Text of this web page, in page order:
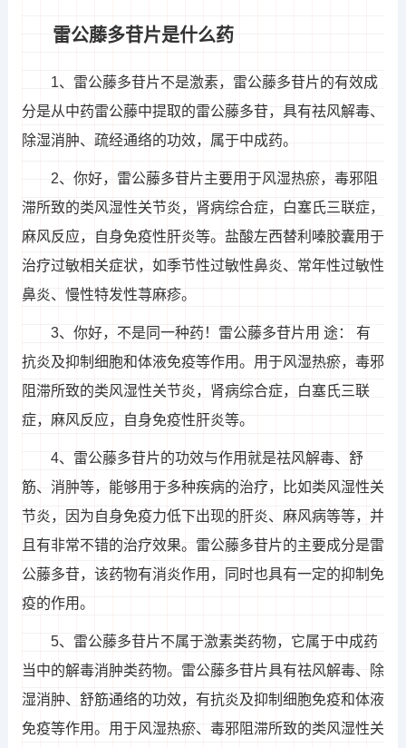
雷公藤多苷片是什么药
1、雷公藤多苷片不是激素，雷公藤多苷片的有效成
分是从中药雷公藤中提取的雷公藤多苷，具有祛风解毒、
除湿消肿、疏经通络的功效，属于中成药。
2、你好，雷公藤多苷片主要用于风湿热瘀，毒邪阻
滞所致的类风湿性关节炎，肾病综合症，白塞氏三联症，
麻风反应，自身免疫性肝炎等。盐酸左西替利嗪胶囊用于
治疗过敏相关症状，如季节性过敏性鼻炎、常年性过敏性
鼻炎、慢性特发性荨麻疹。
3、你好，不是同一种药！雷公藤多苷片用 途： 有
抗炎及抑制细胞和体液免疫等作用。用于风湿热瘀，毒邪
阻滞所致的类风湿性关节炎，肾病综合症，白塞氏三联
症，麻风反应，自身免疫性肝炎等。
4、雷公藤多苷片的功效与作用就是祛风解毒、舒
筋、消肿等，能够用于多种疾病的治疗，比如类风湿性关
节炎，因为自身免疫力低下出现的肝炎、麻风病等等，并
且有非常不错的治疗效果。雷公藤多苷片的主要成分是雷
公藤多苷，该药物有消炎作用，同时也具有一定的抑制免
疫的作用。
5、雷公藤多苷片不属于激素类药物，它属于中成药
当中的解毒消肿类药物。雷公藤多苷片具有祛风解毒、除
湿消肿、舒筋通络的功效，有抗炎及抑制细胞免疫和体液
免疫等作用。用于风湿热瘀、毒邪阻滞所致的类风湿性关